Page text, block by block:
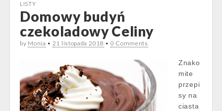
LISTY
Domowy budyń
czekoladowy Celiny
by Monia • 21 listopada 2018 • 0 Comments
Znako
mite
przepi
sy na
ciasta